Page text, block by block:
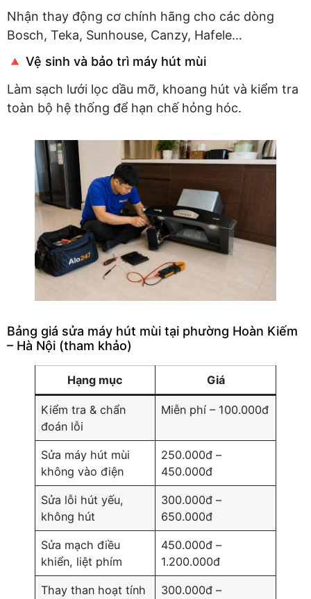
Nhận thay động cơ chính hãng cho các dòng
Bosch, Teka, Sunhouse, Canzy, Hafele…
🔺 Vệ sinh và bảo trì máy hút mùi
Làm sạch lưới lọc dầu mỡ, khoang hút và kiểm tra
toàn bộ hệ thống để hạn chế hỏng hóc.
Bảng giá sửa máy hút mùi tại phường Hoàn Kiếm
– Hà Nội (tham khảo)
Hạng mục Giá
Kiểm tra & chẩn
đoán lỗi
Miễn phí – 100.000đ
Sửa máy hút mùi
không vào điện
250.000đ –
450.000đ
Sửa lỗi hút yếu,
không hút
300.000đ –
650.000đ
Sửa mạch điều
khiển, liệt phím
450.000đ –
1.200.000đ
Thay than hoạt tính
300.000đ –